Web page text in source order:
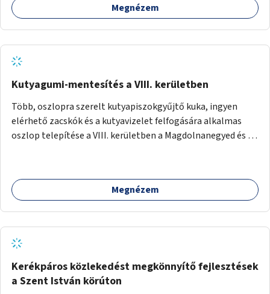
Megnézem
Kutyagumi-mentesítés a VIII. kerületben
Több, oszlopra szerelt kutyapiszokgyűjtő kuka, ingyen
elérhető zacskók és a kutyavizelet felfogására alkalmas
oszlop telepítése a VIII. kerületben a Magdolnanegyed és a
Megnézem
Kerékpáros közlekedést megkönnyítő fejlesztések
a Szent István körúton